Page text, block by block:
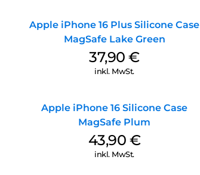
Apple iPhone 16 Plus Silicone Case
MagSafe Lake Green
37,90€
inkl. MwSt.
Apple iPhone 16 Silicone Case
MagSafe Plum
43,90 €
inkl. MwSt.